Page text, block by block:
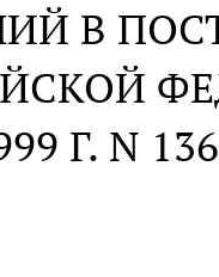
В
Г. N